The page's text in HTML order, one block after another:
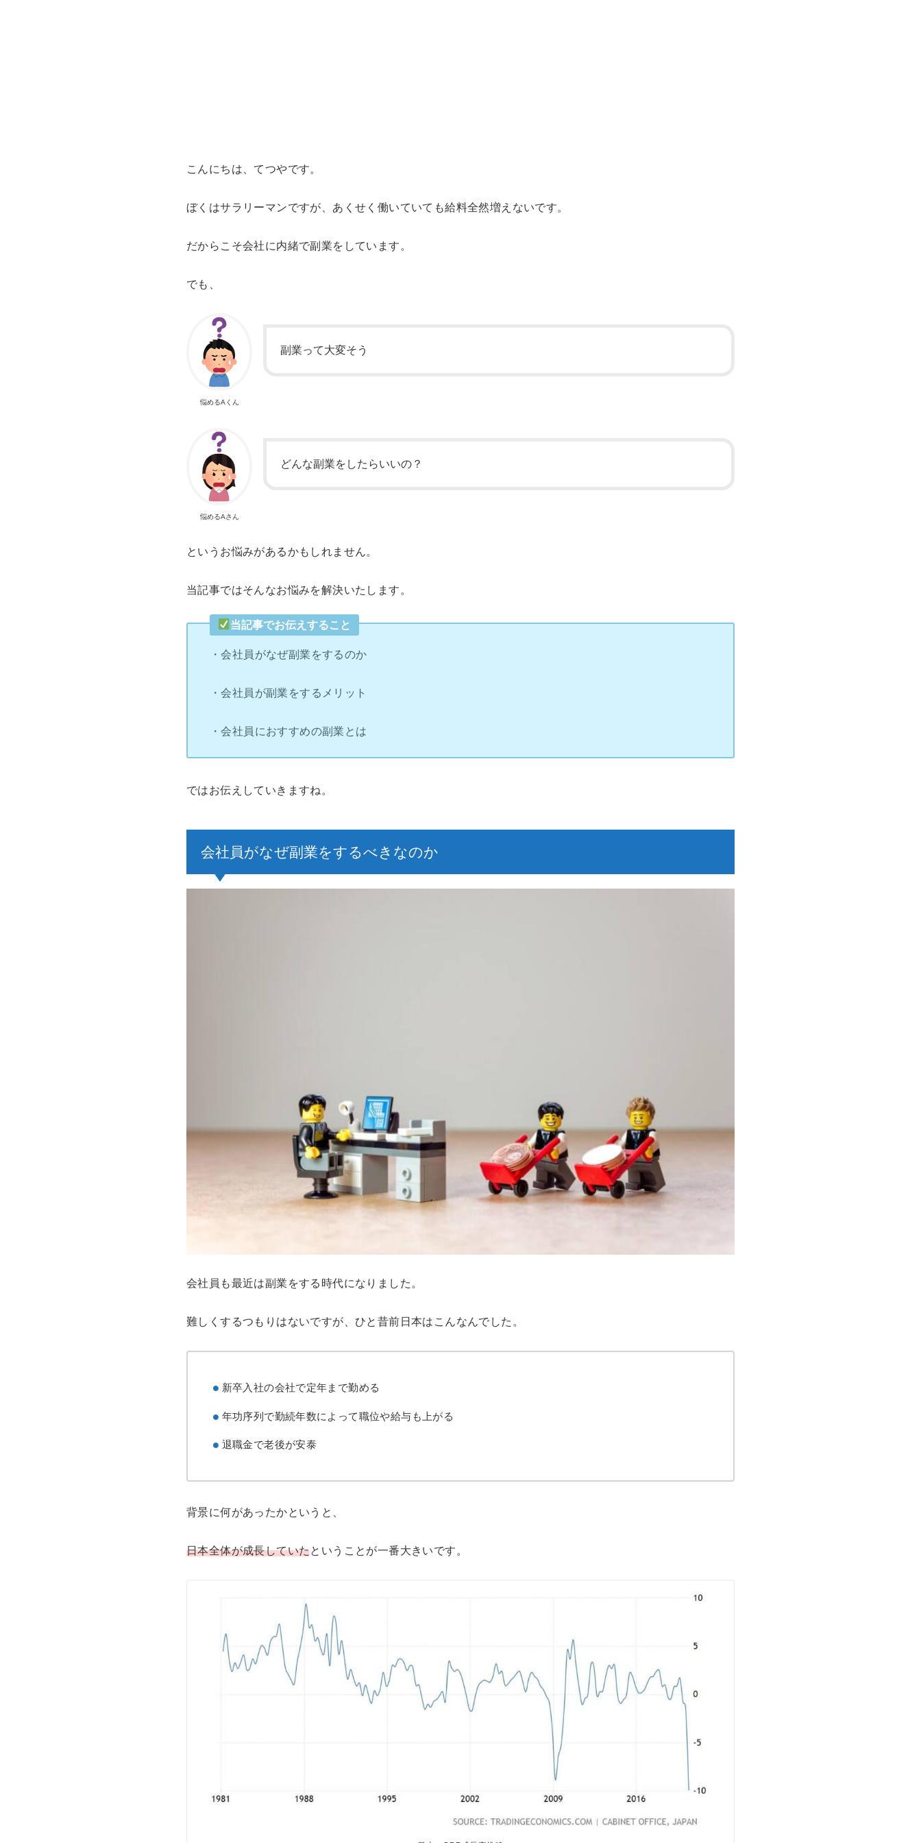
こんにちは、てつやです。
ぼくはサラリーマンですが、あくせく働いていても給料全然増えないです。
だからこそ会社に内緒で副業をしています。
でも、
悩めるAくん
副業って大変そう
悩めるAさん
どんな副業をしたらいいの？
というお悩みがあるかもしれません。
当記事ではそんなお悩みを解決いたします。
当記事でお伝えすること
・会社員がなぜ副業をするのか
・会社員が副業をするメリット
・会社員におすすめの副業とは
ではお伝えしていきますね。
会社員がなぜ副業をするべきなのか
会社員も最近は副業をする時代になりました。
難しくするつもりはないですが、ひと昔前日本はこんなんでした。
新卒入社の会社で定年まで勤める
年功序列で勤続年数によって職位や給与も上がる
退職金で老後が安泰
背景に何があったかというと、
日本全体が成長していたということが一番大きいです。